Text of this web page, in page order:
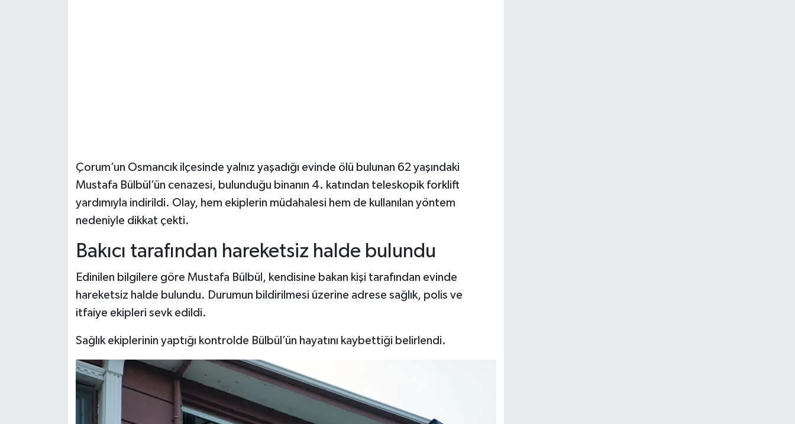
Çorum’un Osmancık ilçesinde yalnız yaşadığı evinde ölü bulunan 62 yaşındaki
Mustafa Bülbül’ün cenazesi, bulunduğu binanın 4. katından teleskopik forklift
yardımıyla indirildi. Olay, hem ekiplerin müdahalesi hem de kullanılan yöntem
nedeniyle dikkat çekti.
Bakıcı tarafından hareketsiz halde bulundu
Edinilen bilgilere göre Mustafa Bülbül, kendisine bakan kişi tarafından evinde
hareketsiz halde bulundu. Durumun bildirilmesi üzerine adrese sağlık, polis ve
itfaiye ekipleri sevk edildi.
Sağlık ekiplerinin yaptığı kontrolde Bülbül’ün hayatını kaybettiği belirlendi.
Ulusal Haberler
Teknoloji Haberleri
Yerel Haberler